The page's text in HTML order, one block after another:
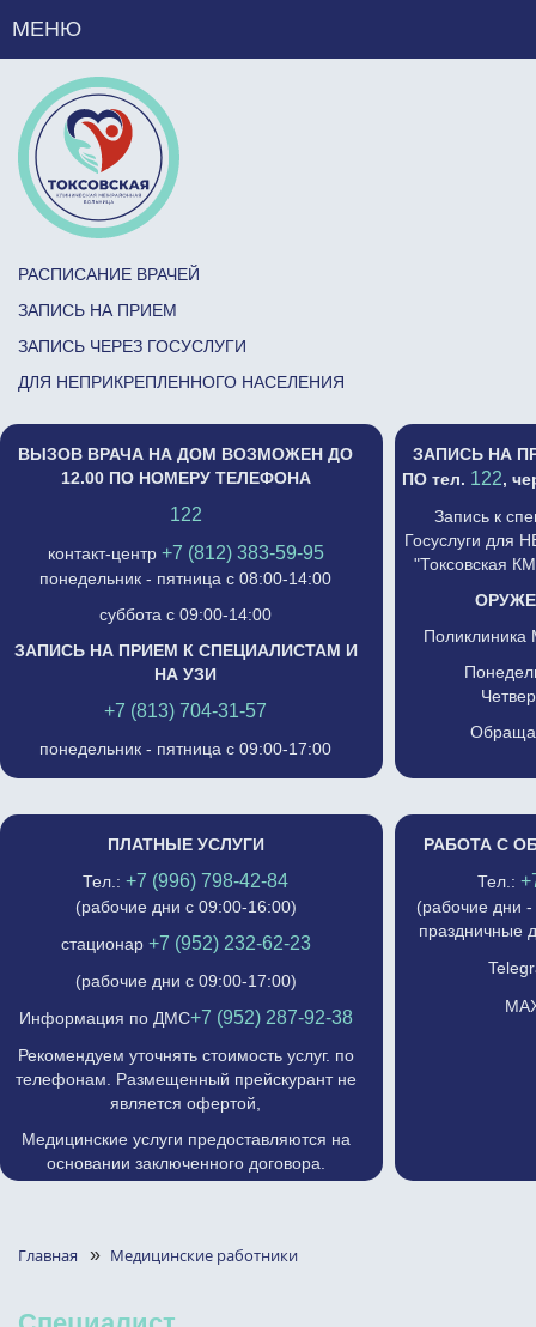
МЕНЮ
РАСПИСАНИЕ ВРАЧЕЙ
ЗАПИСЬ НА ПРИЕМ
ЗАПИСЬ ЧЕРЕЗ ГОСУСЛУГИ
ДЛЯ НЕПРИКРЕПЛЕННОГО НАСЕЛЕНИЯ
ВЫЗОВ ВРАЧА НА ДОМ ВОЗМОЖЕН ДО
12.00 ПО НОМЕРУ ТЕЛЕФОНА
122
контакт-центр +7 (812) 383-59-95
понедельник - пятница с 08:00-14:00
суббота с 09:00-14:00
ЗАПИСЬ НА ПРИЕМ К СПЕЦИАЛИСТАМ И
НА УЗИ
+7 (813) 704-31-57
понедельник - пятница с 09:00-17:00
ЗАПИСЬ НА
ПО тел. 122,
Запись к
Госуслуги для
"Токсовская
Поликлиника
ПЛАТНЫЕ УСЛУГИ
Тел.: +7 (996) 798-42-84
(рабочие дни с 09:00-16:00)
стационар +7 (952) 232-62-23
(рабочие дни с 09:00-17:00)
Информация по ДМС+7 (952) 287-92-38
Рекомендуем уточнять стоимость услуг. по
телефонам. Размещенный прейскурант не
является офертой,
Медицинские услуги предоставляются на
основании заключенного договора.
РАБОТА С
Тел.:
(рабочие дни
праздничные
Главная » Медицинские работники